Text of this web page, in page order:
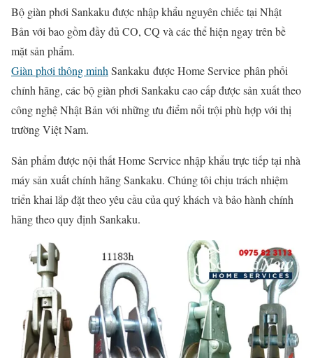
Bộ giàn phơi Sankaku được nhập khẩu nguyên chiếc tại Nhật
Bản với bao gồm đầy đủ CO, CQ và các thể hiện ngay trên bề
mặt sản phẩm.
Giàn phơi thông minhSankaku được Home Service phân phối
chính hãng, các bộ giàn phơi Sankaku cao cấp được sản xuất theo
công nghệ Nhật Bản với những ưu điểm nổi trội phù hợp với thị
trường Việt Nam.
Sản phẩm được nội thất Home Service nhập khẩu trực tiếp tại nhà
máy sản xuất chính hãng Sankaku. Chúng tôi chịu trách nhiệm
triển khai lắp đặt theo yêu cầu của quý khách và bảo hành chính
hãng theo quy định Sankaku.